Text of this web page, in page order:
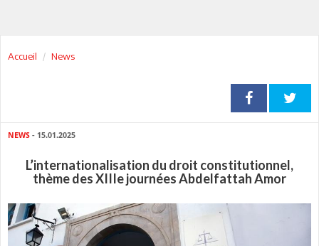
Accueil News
NEWS - 15.01.2025
L’internationalisation du droit constitutionnel,
thème des XIIIe journées Abdelfattah Amor